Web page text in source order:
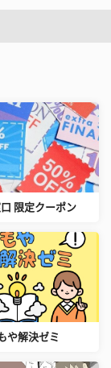
限定クーポン
や解決ゼミ